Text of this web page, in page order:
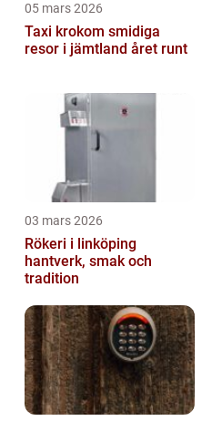
05 mars 2026
Taxi krokom smidiga
resor i jämtland året runt
03 mars 2026
Rökeri i linköping
hantverk, smak och
tradition